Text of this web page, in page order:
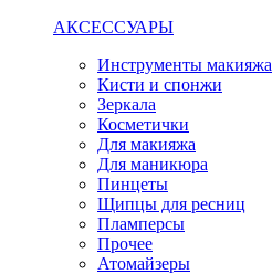
АКСЕССУАРЫ
Инструменты макияжа
Кисти и спонжи
Зеркала
Косметички
Для макияжа
Для маникюра
Пинцеты
Щипцы для ресниц
Пламперсы
Прочее
Атомайзеры